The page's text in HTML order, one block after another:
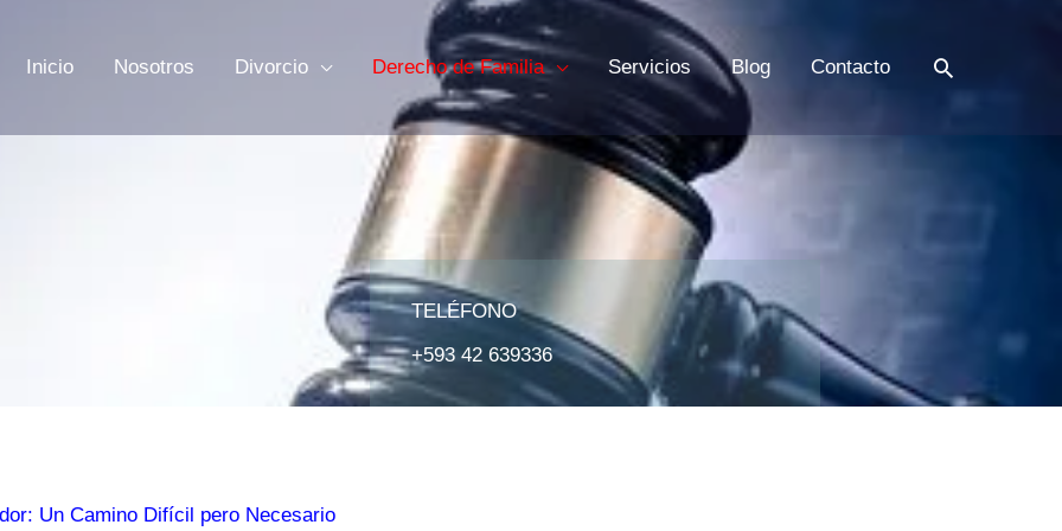
Inicio Nosotros Divorcio Derecho de Familia Servicios Blog Contacto Buscar
TELÉFONO
+593 42 639336
Un Camino Difícil pero Necesario